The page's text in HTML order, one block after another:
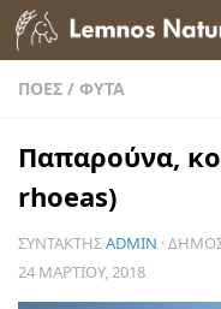
Skip to content
ΠΌΕΣ / ΦΥΤΆ
Παπαρούνα,
rhoeas)
ΣΥΝΤΆΚΤΗΣADMIN ·
24 ΜΑΡΤΊΟΥ, 2018